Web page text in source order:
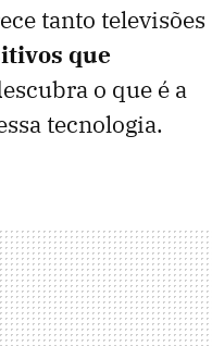
tanto televisões
que
o que é a
tecnologia.